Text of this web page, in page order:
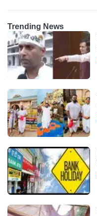
Trending News